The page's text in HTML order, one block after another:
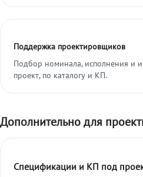
Поддержка проектировщиков
Подбор номинала, исполнения и
проект, по каталогу и КП.
Дополнительно для
Спецификации и КП под